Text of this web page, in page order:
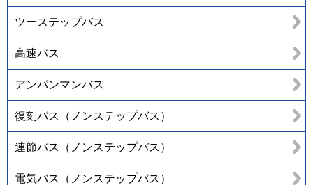
ツーステップバス
高速バス
アンパンマンバス
復刻バス（ノンステップバス）
連節バス（ノンステップバス）
電気バス（ノンステップバス）